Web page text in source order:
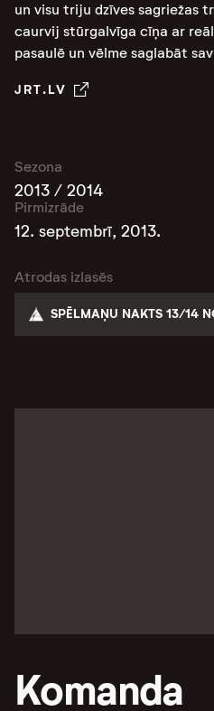
un visu triju dzīves sagriežas
caurvij stūrgalvīga cīņa ar
pasaulē un vēlme saglabāt
JRT.LV
Sezona
2013 / 2014
Pirmizrāde
12. septembrī, 2013.
Atrodas izlasēs
SPĒLMAŅU NAKTS 13/14
Komanda